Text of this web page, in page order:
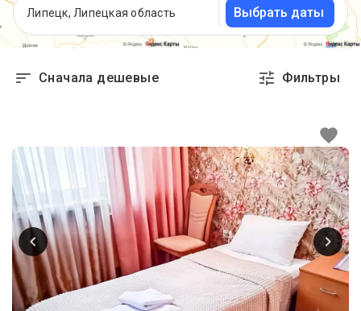
Липецк, Липецкая область Выбрать даты
Сначала дешевые Фильтры